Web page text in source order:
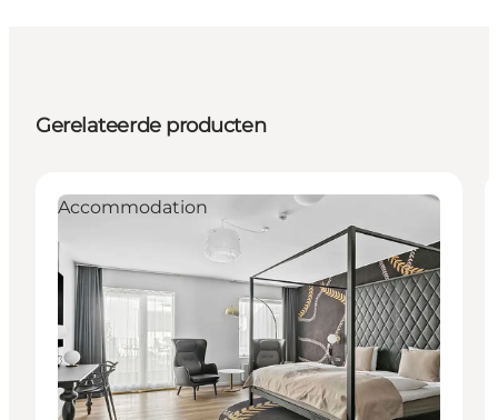
Gerelateerde producten
Accommodation